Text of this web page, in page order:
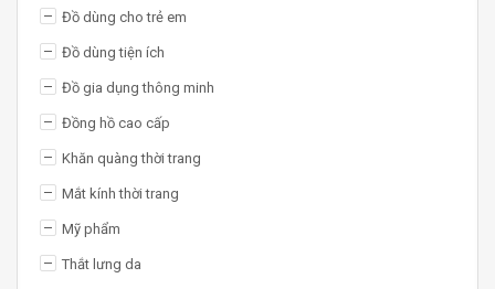
Đồ dùng cho trẻ em
Đồ dùng tiện ích
Đồ gia dụng thông minh
Đồng hồ cao cấp
Khăn quàng thời trang
Mắt kính thời trang
Mỹ phẩm
Thắt lưng da